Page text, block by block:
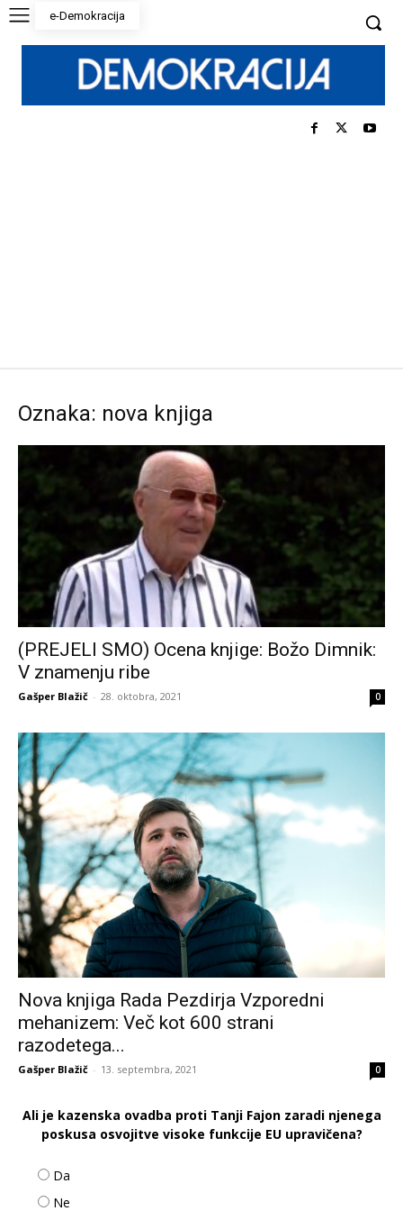
e-Demokracija
Oznaka: nova knjiga
(PREJELI SMO) Ocena knjige: Božo Dimnik:
V znamenju ribe
Gašper Blažič - 28. oktobra, 2021 0
Nova knjiga Rada Pezdirja Vzporedni
mehanizem: Več kot 600 strani
razodetega...
Gašper Blažič - 13. septembra, 2021 0
Ali je kazenska ovadba proti Tanji Fajon zaradi njenega
poskusa osvojitve visoke funkcije EU upravičena?
Da
Ne